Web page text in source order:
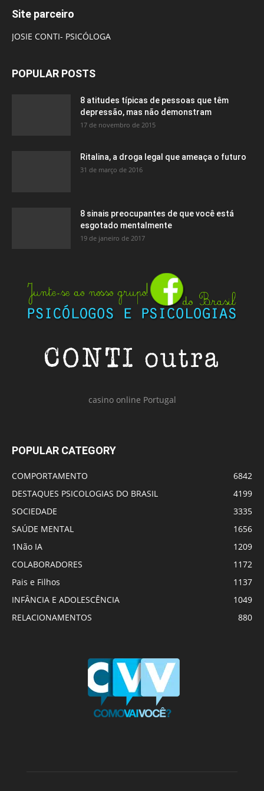
Site parceiro
JOSIE CONTI- PSICÓLOGA
POPULAR POSTS
8 atitudes típicas de pessoas que têm
depressão, mas não demonstram
17 de novembro de 2015
Ritalina, a droga legal que ameaça o futuro
31 de março de 2016
8 sinais preocupantes de que você está
esgotado mentalmente
19 de janeiro de 2017
casino online Portugal
POPULAR CATEGORY
COMPORTAMENTO
6842
DESTAQUES PSICOLOGIAS DO BRASIL
4199
SOCIEDADE
3335
SAÚDE MENTAL
1656
1Não IA
1209
COLABORADORES
1172
Pais e Filhos
1137
INFÂNCIA E ADOLESCÊNCIA
1049
RELACIONAMENTOS
880